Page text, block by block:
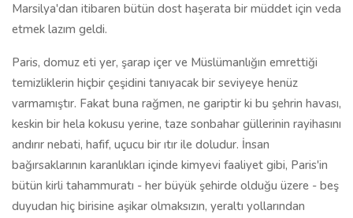
Marsilya'dan itibaren bütün dost haşerata bir müddet için veda
etmek lazım geldi.
Paris, domuz eti yer, şarap içer ve Müslümanlığın emrettiği
temizliklerin hiçbir çeşidini tanıyacak bir seviyeye henüz
varmamıştır. Fakat buna rağmen, ne gariptir ki bu şehrin havası,
keskin bir hela kokusu yerine, taze sonbahar güllerinin rayihasını
andırır nebati, hafif, uçucu bir ıtır ile doludur. İnsan
bağırsaklarının karanlıkları içinde kimyevi faaliyet gibi, Paris'in
bütün kirli tahammuratı - her büyük şehirde olduğu üzere - beş
duyudan hiç birisine aşikar olmaksızın, yeraltı yollarından